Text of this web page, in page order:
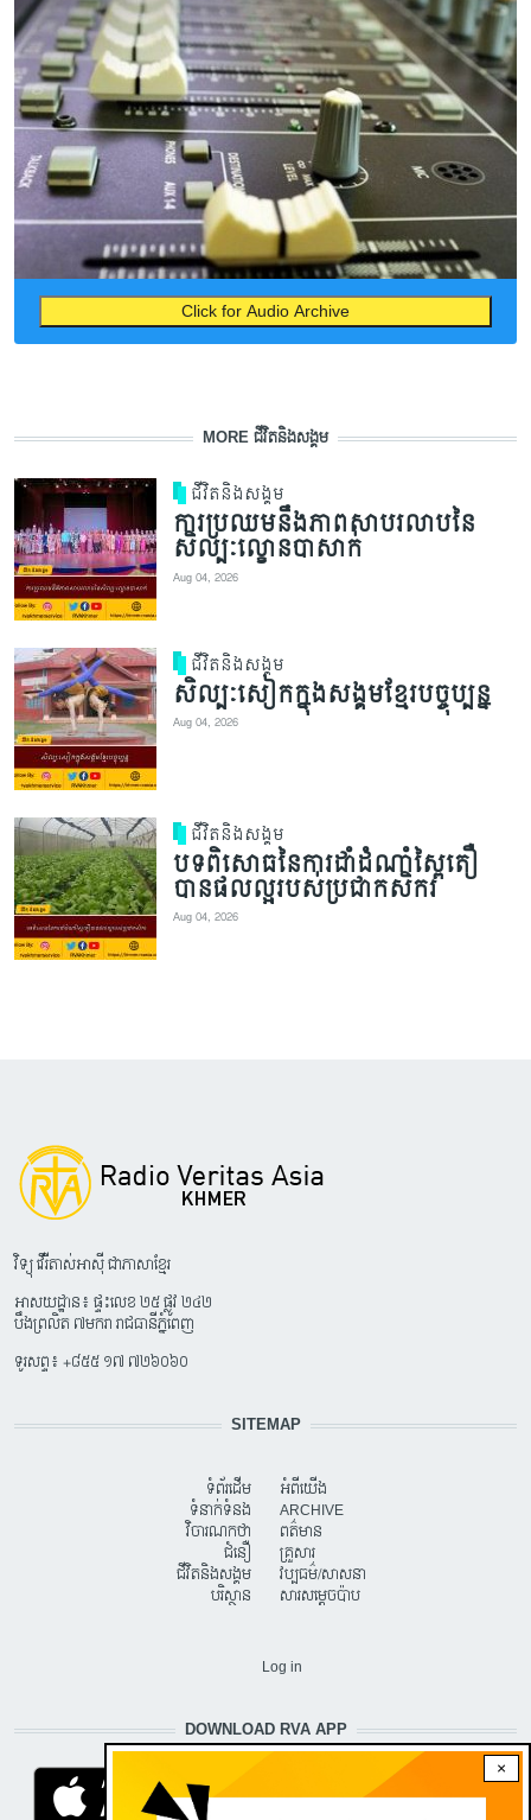
Click for Audio Archive
MORE ជីវិតនិងសង្គម
ជីវិតនិងសង្គម
ការប្រឈមនឹងភាពសាបរលាបនៃ
សិល្បៈល្ខោនបាសាក់
Aug 04, 2026
ជីវិតនិងសង្គម
សិល្បៈសៀកក្នុងសង្គមខ្មែរបច្ចុប្បន្ន
Aug 04, 2026
ជីវិតនិងសង្គម
បទពិសោធនៃការដាំដំណាំស្ពៃតឿ
បានផលល្អរបស់ប្រជាកសិករ
Aug 04, 2026
×
វិទ្យុ វើរីតាស់អាស៊ី ជាភាសាខ្មែរ
អាសយដ្ឋាន៖ ផ្ទះលេខ ២៥ ផ្លូវ ២៤២
បឹងព្រលិត ៧មករា រាជធានីភ្នំពេញ
ទូរសព្ទ៖ +៨៥៥ ១៧ ៧២៦០៦០
SITEMAP
ទំព័រដើម
ទំនាក់ទំនង
វិចារណកថា
ជំនឿ
ជីវិតនិងសង្គម
បរិស្ថាន
អំពីយើង
ARCHIVE
ពត៌មាន
គ្រួសារ
វប្បធម៌/សាសនា
សារសម្តេចប៉ាប
Log in
DOWNLOAD RVA APP